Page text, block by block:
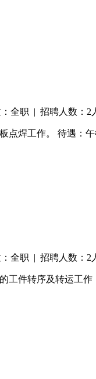
全职 | 招聘人数：2
点焊工作。 待遇：
全职 | 招聘人数：2
工件转序及转运工